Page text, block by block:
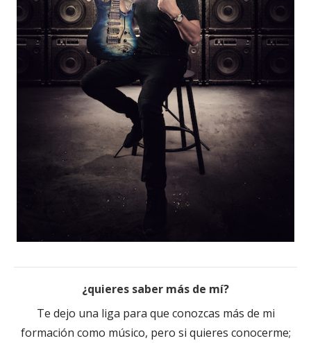
¿quieres saber más de mí?
Te dejo una liga para que conozcas más de mi
formación como músico, pero si quieres conocerme;